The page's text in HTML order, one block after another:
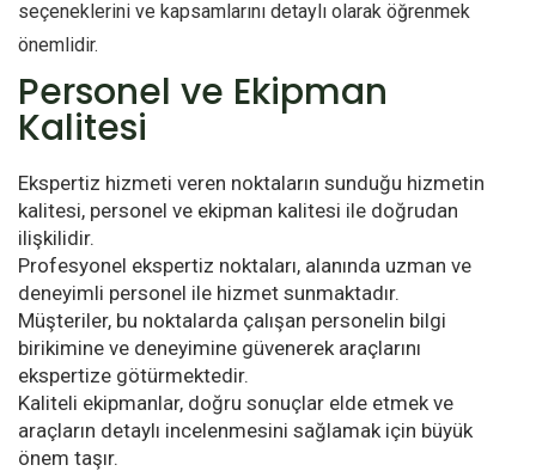
seçeneklerini ve kapsamlarını detaylı olarak öğrenmek
önemlidir.
Personel ve Ekipman
Kalitesi
Ekspertiz hizmeti veren noktaların sunduğu hizmetin
kalitesi, personel ve ekipman kalitesi ile doğrudan
ilişkilidir.
Profesyonel ekspertiz noktaları, alanında uzman ve
deneyimli personel ile hizmet sunmaktadır.
Müşteriler, bu noktalarda çalışan personelin bilgi
birikimine ve deneyimine güvenerek araçlarını
ekspertize götürmektedir.
Kaliteli ekipmanlar, doğru sonuçlar elde etmek ve
araçların detaylı incelenmesini sağlamak için büyük
önem taşır.